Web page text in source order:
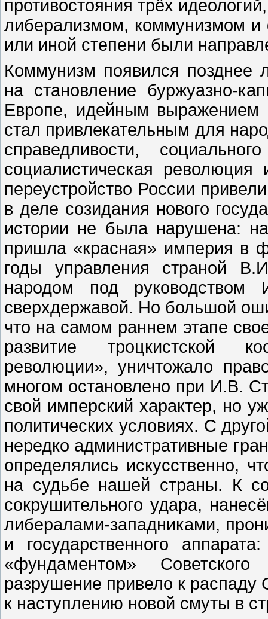
противостояния трёх
либерализмом, коммунизмом
или иной степени были
Коммунизм появился позднее
на становление буржуазно-
Европе, идейным выражением
стал привлекательным для
справедливости,
социалистическая
переустройство России
в деле созидания нового
истории не была нарушена:
пришла «красная» империя в
годы управления страной
народом под
сверхдержавой. Но большой
что на самом раннем этапе
развитие троцкистской
революции», уничтожало
многом остановлено при И.В.
свой имперский характер, но
политических условиях. С
нередко административные
определялись искусственно,
на судьбе нашей страны. К
сокрушительного удара,
либералами-западниками,
и государственного
«фундаментом»
разрушение привело к
к наступлению новой смуты в